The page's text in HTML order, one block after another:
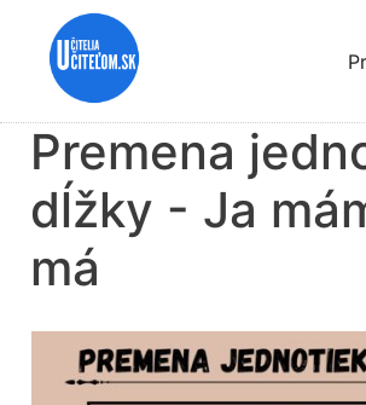
Premena
dĺžky - Ja
má